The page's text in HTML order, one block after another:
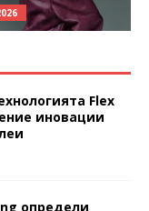
Flex
иновации
определи